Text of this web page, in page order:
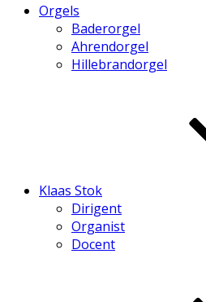
Orgels
Baderorgel
Ahrendorgel
Hillebrandorgel
Klaas Stok
Dirigent
Organist
Docent